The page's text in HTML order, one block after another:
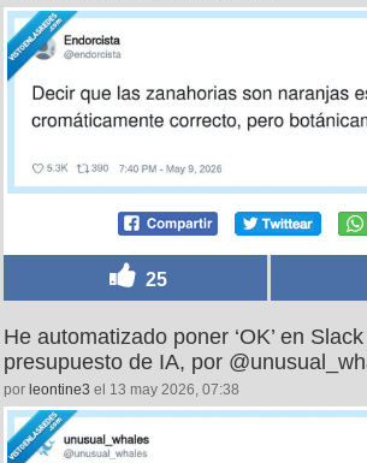
25
He automatizado poner ‘OK’ en
presupuesto de IA, por
por leontine3 el 13 may 2026, 07:38